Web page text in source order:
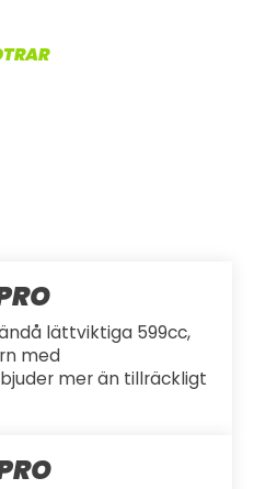
lättviktiga 599cc,
med
mer än tillräckligt